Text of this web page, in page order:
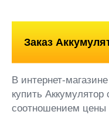
Заказ
В интернет-
купить
соотношением